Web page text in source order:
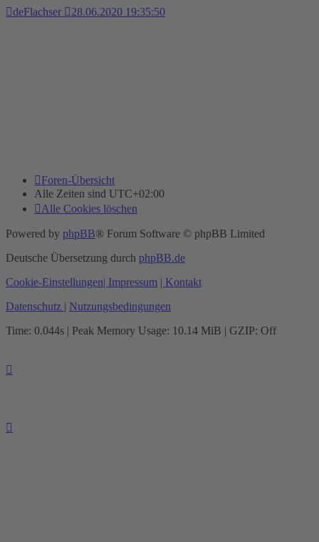
deFlachser 28.06.2020 19:35:50
Foren-Übersicht
Alle Zeiten sind UTC+02:00
Alle Cookies löschen
Powered by phpBB® Forum Software © phpBB Limited
Deutsche Übersetzung durch phpBB.de
Cookie-Einstellungen| Impressum | Kontakt
Datenschutz | Nutzungsbedingungen
Time: 0.044s | Peak Memory Usage: 10.14 MiB | GZIP: Off